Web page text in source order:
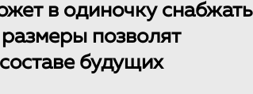
в одиночку снабжать
позволят
будущих